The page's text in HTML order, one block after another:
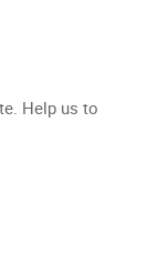
Help us to